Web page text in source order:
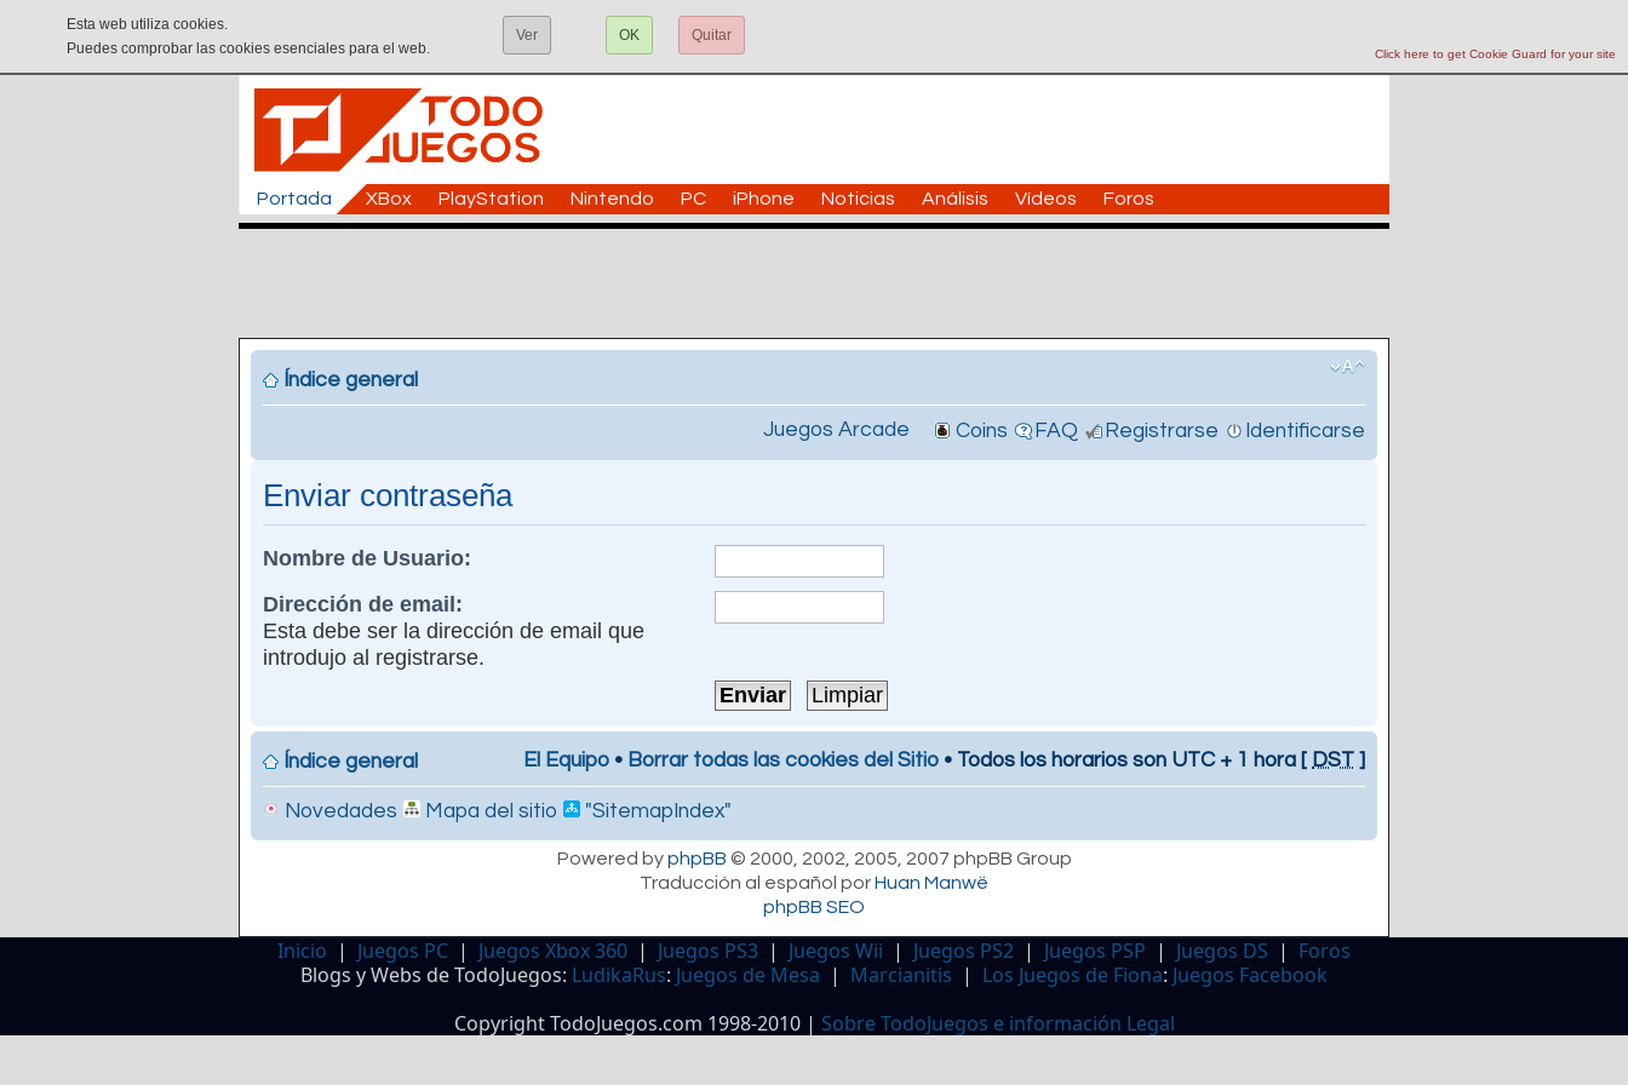
Click here to get Cookie Guard for your site
Esta web utiliza cookies.
Puedes comprobar las cookies esenciales para el web.
Ver OK Quitar
Portada XBox PlayStation Nintendo PC iPhone Noticias Análisis Vídeos Foros
Índice general
Juegos Arcade Coins FAQ Registrarse Identificarse
Enviar contraseña
Nombre de Usuario:
Dirección de email:
Esta debe ser la dirección de email que
introdujo al registrarse.
Índice general El Equipo • Borrar todas las cookies del Sitio • Todos los horarios son UTC + 1 hora [ DST ]
Novedades Mapa del sitio "SitemapIndex"
Powered byphpBB © 2000, 2002, 2005, 2007 phpBB Group
Traducción al español porHuan Manwë
phpBB SEO
Inicio | Juegos PC | Juegos Xbox 360 | Juegos PS3 | Juegos Wii | Juegos PS2 | Juegos PSP | Juegos DS | Foros
Blogs y Webs de TodoJuegos: LudikaRus: Juegos de Mesa | Marcianitis | Los Juegos de Fiona: Juegos Facebook
Copyright TodoJuegos.com 1998-2010 | Sobre TodoJuegos e información Legal